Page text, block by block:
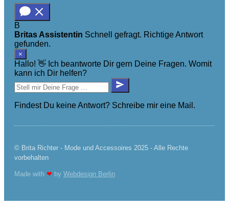
B
Britas Assistentin Schnell gefragt. Richtige Antwort
gefunden.
×
Hallo! 👋 Ich beantworte Dir gern Deine Fragen. Womit
kann ich Dir helfen?
Findest Du keine Antwort? Schreibe mir eine Mail.
© Brita Richter - Mode und Accessoires 2025 - Alle Rechte
vorbehalten
Made with ❤ by Webdesign Berlin